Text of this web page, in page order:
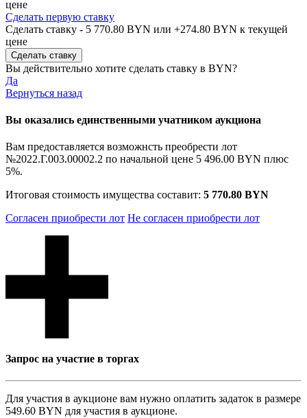
цене
Сделать первую ставку
Сделать ставку - 5 770.80 BYN или +274.80 BYN к текущей
цене
Вы действительно хотите сделать ставку в BYN?
Да
Вернуться назад
Вы оказались единственными учатником аукциона
Вам предоставляется возможнсть преобрести лот
№2022.Г.003.00002.2 по начальной цене 5 496.00 BYN плюс
5%.
Итоговая стоимость имущества составит: 5 770.80 BYN
Согласен приобрести лот Не согласен приобрести лот
Запрос на участие в торгах
Для участия в аукционе вам нужно оплатить задаток в размере
549.60 BYN для участия в аукционе.